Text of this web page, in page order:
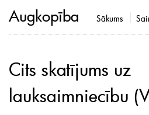
Augkopība Sākums
Cits skatījums uz
lauksaimniecību